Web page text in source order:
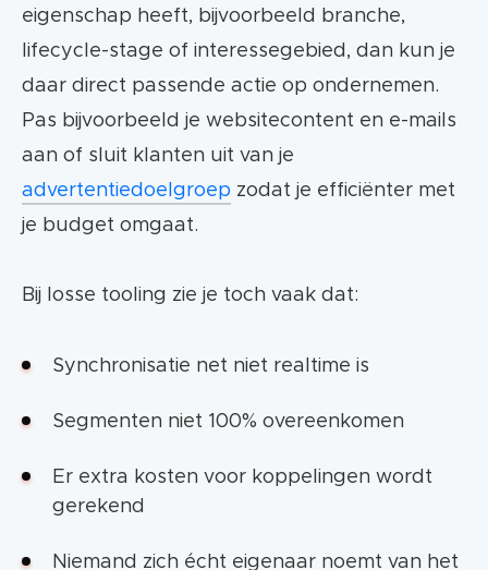
eigenschap heeft, bijvoorbeeld branche,
lifecycle-stage of interessegebied, dan kun je
daar direct passende actie op ondernemen.
Pas bijvoorbeeld je websitecontent en e-mails
aan of sluit klanten uit van je
advertentiedoelgroep zodat je efficiënter met
je budget omgaat.
Bij losse tooling zie je toch vaak dat:
Synchronisatie net niet realtime is
Segmenten niet 100% overeenkomen
Er extra kosten voor koppelingen wordt
gerekend
Niemand zich écht eigenaar noemt van het